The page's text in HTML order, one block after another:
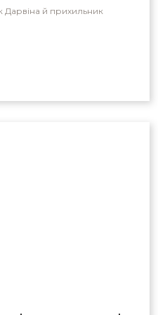
Дарвіна й прихильник